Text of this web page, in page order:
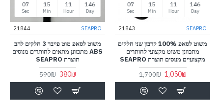
146
Day
11
Hour
15
Min
07
Sec
SEAPRO
21843
משוט לסאפ 100% קרבון שני חלקים
מתכוונן משוט מקצועי לחותרים
מקצועיים מנוסים תוצרת SEAPRO
1,050₪
1,700₪
146
Day
11
Hour
15
Min
07
Sec
SEAPRO
21844
משוט לסאפ מוט פייבר 3 חלקים להב
ABS מתכוונן מתאים לחותרים מנוסים
תוצרת SEAPRO
380₪
590₪